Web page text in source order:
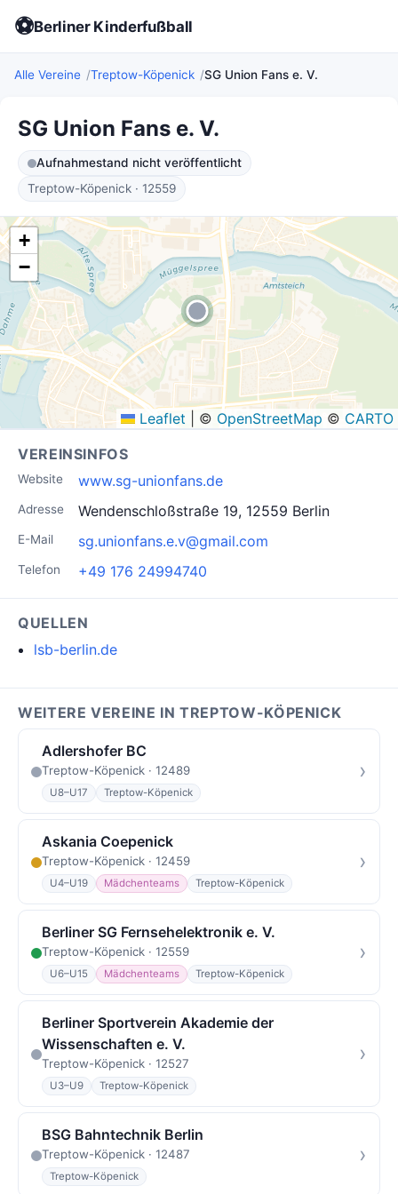
⚽Berliner Kinderfußball
Alle Vereine Treptow-Köpenick SG Union Fans e. V.
SG Union Fans e. V.
Aufnahmestand nicht veröffentlicht
Treptow-Köpenick · 12559
+
−
Leaflet © OpenStreetMap © CARTO
VEREINSINFOS
Website www.sg-unionfans.de
Adresse Wendenschloßstraße 19, 12559 Berlin
E-Mail sg.unionfans.e.v@gmail.com
Telefon +49 176 24994740
QUELLEN
lsb-berlin.de
WEITERE VEREINE IN TREPTOW-KÖPENICK
Adlershofer BC
Treptow-Köpenick · 12489
U8–U17 Treptow-Köpenick
›
Askania Coepenick
Treptow-Köpenick · 12459
U4–U19 Mädchenteams Treptow-Köpenick
›
Berliner SG Fernsehelektronik e. V.
Treptow-Köpenick · 12559
U6–U15 Mädchenteams Treptow-Köpenick
›
Berliner Sportverein Akademie der
Wissenschaften e. V.
Treptow-Köpenick · 12527
U3–U9 Treptow-Köpenick
›
BSG Bahntechnik Berlin
Treptow-Köpenick · 12487
Treptow-Köpenick
›